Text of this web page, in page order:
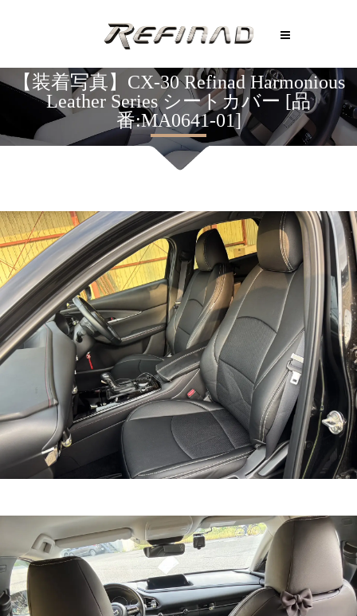
【装着写真】CX-30 Refinad Harmonious
Leather Series シートカバー [品
番:MA0641-01]